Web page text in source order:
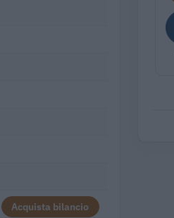
Acquista bilancio